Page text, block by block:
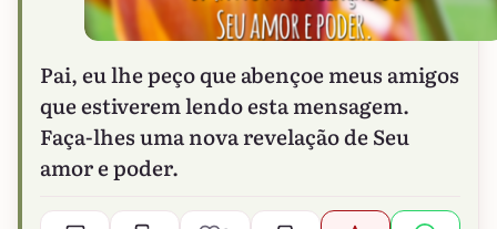
Pai, eu lhe peço que abençoe meus amigos
que estiverem lendo esta mensagem.
Faça-lhes uma nova revelação de Seu
amor e poder.